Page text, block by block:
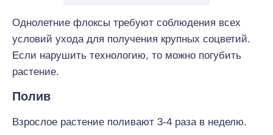
Однолетние флоксы требуют соблюдения всех
условий ухода для получения крупных соцветий.
Если нарушить технологию, то можно погубить
растение.
Полив
Взрослое растение поливают 3-4 раза в неделю.